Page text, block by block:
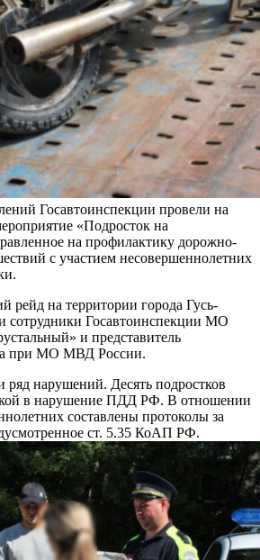
Госавтоинспекции провели на
«Подросток на
на профилактику дорожно-
с участием несовершеннолетних
рейд на территории города Гусь-
сотрудники Госавтоинспекции МО
и представитель
при МО МВД России.
нарушений. Десять подростков
в нарушение ПДД РФ. В отношении
составлены протоколы за
ст. 5.35 КоАП РФ.